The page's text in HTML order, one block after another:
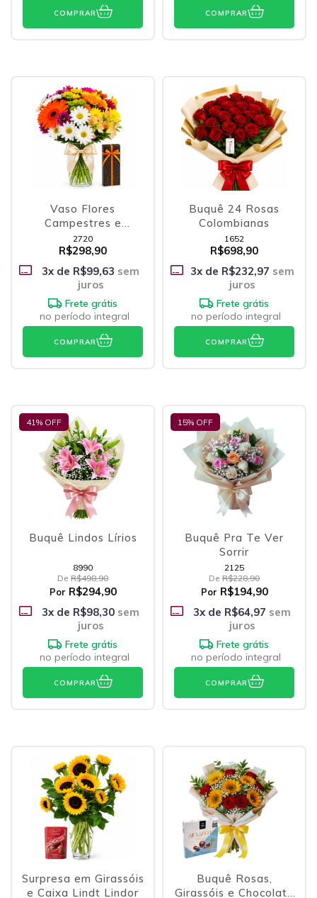
COMPRAR COMPRAR
Vaso Flores
Campestres e
Bombons
2720
R$298,90
3x de R$99,63 sem
juros
Frete grátis
no período integral
COMPRAR
Buquê 24 Rosas
Colombianas
1652
R$698,90
3x de R$232,97 sem
juros
Frete grátis
no período integral
COMPRAR
41% OFF
Buquê Lindos Lírios
8990
De R$498,90
Por R$294,90
3x de R$98,30 sem
juros
Frete grátis
no período integral
COMPRAR
15% OFF
Buquê Pra Te Ver
Sorrir
2125
De R$228,90
Por R$194,90
3x de R$64,97 sem
juros
Frete grátis
no período integral
COMPRAR
Surpresa em Girassóis
e Caixa Lindt Lindor
Buquê Rosas,
Girassóis e Chocolate